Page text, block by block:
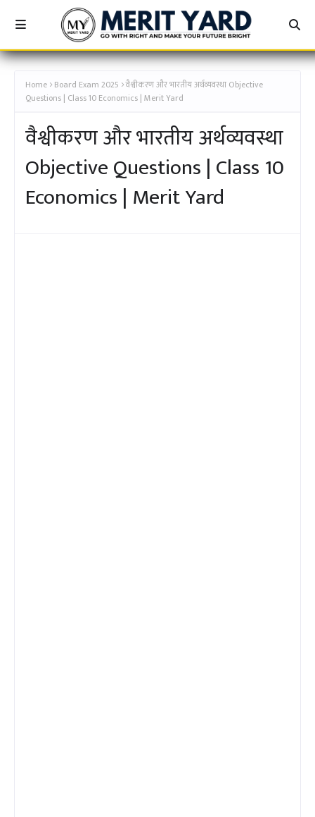
Home Board Exam 2025 वैश्वीकरण और भारतीय अर्थव्यवस्था Objective
Questions | Class 10 Economics | Merit Yard
वैश्वीकरण और भारतीय अर्थव्यवस्था
Objective Questions | Class 10
Economics | Merit Yard
[कक्षा 10TH - अचूक बैच - वैश्वीकरण और भारतीय
MERIT YARD]